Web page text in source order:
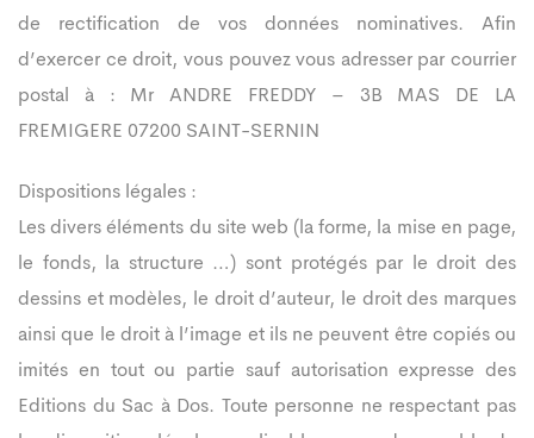
de rectification de vos données nominatives. Afin
d’exercer ce droit, vous pouvez vous adresser par courrier
postal à : Mr ANDRE FREDDY – 3B MAS DE LA
FREMIGERE 07200 SAINT-SERNIN
Dispositions légales :
Les divers éléments du site web (la forme, la mise en page,
le fonds, la structure …) sont protégés par le droit des
dessins et modèles, le droit d’auteur, le droit des marques
ainsi que le droit à l’image et ils ne peuvent être copiés ou
imités en tout ou partie sauf autorisation expresse des
Editions du Sac à Dos. Toute personne ne respectant pas